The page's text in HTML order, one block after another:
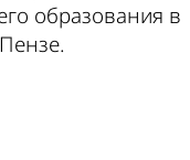
образования в